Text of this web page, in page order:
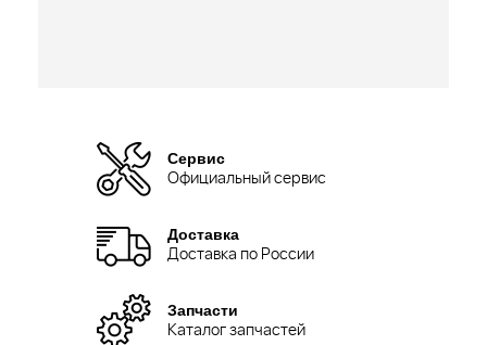
Сервис
Официальный сервис
Доставка
Доставка по России
Запчасти
Каталог запчастей